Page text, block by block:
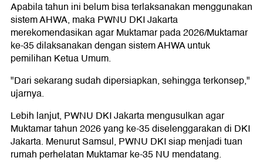
Apabila tahun ini belum bisa terlaksanakan menggunakan
sistem AHWA, maka PWNU DKI Jakarta
merekomendasikan agar Muktamar pada 2026/Muktamar
ke-35 dilaksanakan dengan sistem AHWA untuk
pemilihan Ketua Umum.
"Dari sekarang sudah dipersiapkan, sehingga terkonsep,"
ujarnya.
Lebih lanjut, PWNU DKI Jakarta mengusulkan agar
Muktamar tahun 2026 yang ke-35 diselenggarakan di DKI
Jakarta. Menurut Samsul, PWNU DKI siap menjadi tuan
rumah perhelatan Muktamar ke-35 NU mendatang.